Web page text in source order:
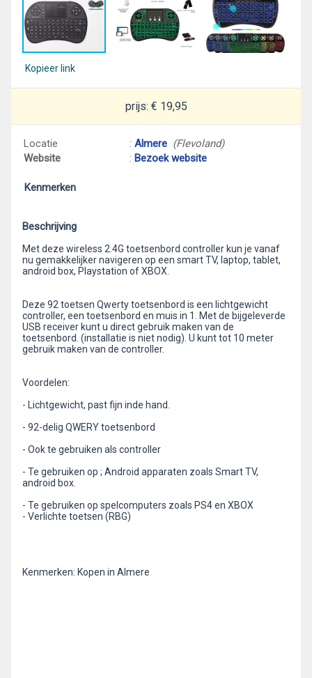
Kopieer link
prijs: € 19,95
Locatie : Almere (Flevoland)
Website
: Bezoek website
Kenmerken
Beschrijving
Met deze wireless 2.4G toetsenbord controller kun je vanaf
nu gemakkelijker navigeren op een smart TV, laptop, tablet,
android box, Playstation of XBOX.
Deze 92 toetsen Qwerty toetsenbord is een lichtgewicht
controller, een toetsenbord en muis in 1. Met de bijgeleverde
USB receiver kunt u direct gebruik maken van de
toetsenbord. (installatie is niet nodig). U kunt tot 10 meter
gebruik maken van de controller.
Voordelen:
- Lichtgewicht, past fijn inde hand.
- 92-delig QWERY toetsenbord
- Ook te gebruiken als controller
- Te gebruiken op ; Android apparaten zoals Smart TV,
android box.
- Te gebruiken op spelcomputers zoals PS4 en XBOX
- Verlichte toetsen (RBG)
Kenmerken: Kopen in Almere